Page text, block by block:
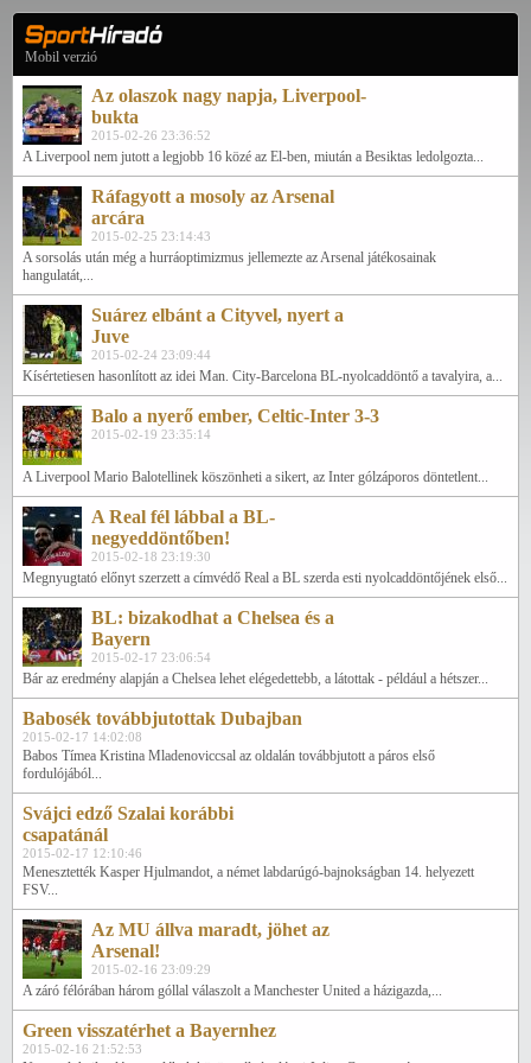
Mobil verzió
Az olaszok nagy napja, Liverpool-
bukta
2015-02-26 23:36:52
A Liverpool nem jutott a legjobb 16 közé az El-ben, miután a Besiktas ledolgozta...
Ráfagyott a mosoly az Arsenal
arcára
2015-02-25 23:14:43
A sorsolás után még a hurráoptimizmus jellemezte az Arsenal játékosainak
hangulatát,...
Suárez elbánt a Cityvel, nyert a
Juve
2015-02-24 23:09:44
Kísértetiesen hasonlított az idei Man. City-Barcelona BL-nyolcaddöntő a tavalyira, a...
Balo a nyerő ember, Celtic-Inter 3-3
2015-02-19 23:35:14
A Liverpool Mario Balotellinek köszönheti a sikert, az Inter gólzáporos döntetlent...
A Real fél lábbal a BL-
negyeddöntőben!
2015-02-18 23:19:30
Megnyugtató előnyt szerzett a címvédő Real a BL szerda esti nyolcaddöntőjének első...
BL: bizakodhat a Chelsea és a
Bayern
2015-02-17 23:06:54
Bár az eredmény alapján a Chelsea lehet elégedettebb, a látottak - például a hétszer...
Babosék továbbjutottak Dubajban
2015-02-17 14:02:08
Babos Tímea Kristina Mladenoviccsal az oldalán továbbjutott a páros első
fordulójából...
Svájci edző Szalai korábbi
csapatánál
2015-02-17 12:10:46
Menesztették Kasper Hjulmandot, a német labdarúgó-bajnokságban 14. helyezett
FSV...
Az MU állva maradt, jöhet az
Arsenal!
2015-02-16 23:09:29
A záró félórában három góllal válaszolt a Manchester United a házigazda,...
Green visszatérhet a Bayernhez
2015-02-16 21:52:53